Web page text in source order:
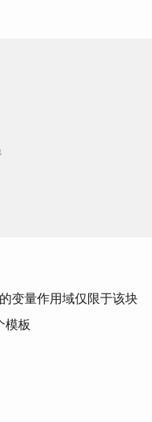
变量作用域仅限于该块
模板